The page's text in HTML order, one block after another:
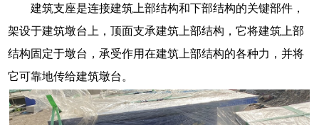
建筑支座是连接建筑上部结构和下部结构的关键部件，
架设于建筑墩台上，顶面支承建筑上部结构，它将建筑上部
结构固定于墩台，承受作用在建筑上部结构的各种力，并将
它可靠地传给建筑墩台。